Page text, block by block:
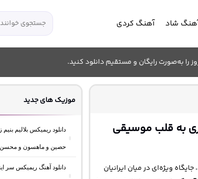
شاد آهنگ کردی
را به‌صورت رایگان و مستقیم دانلود کنید.
به قلب موسیقی
ویژه‌ای در میان ایرانیان
موزیک های جدید
دانلود ریمیکس بلالیم
حصین و ماهسون و محسن
دانلود آهنگ ریمیکس سر